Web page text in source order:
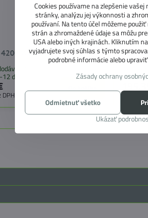
Westfalia Kepler 156
dní
DPH 158,82 €
Cookies používame na zlepšenie
stránky, analýzu jej výkonnosti a
používaní. Na tento účel môžeme
strán a zhromaždené údaje sa môžu
USA alebo iných krajinách. Kliknutím
vyjadrujete svoj súhlas s týmto
podrobné informácie alebo
Zásady ochrany
Ukázať
Odmietnuť všetko